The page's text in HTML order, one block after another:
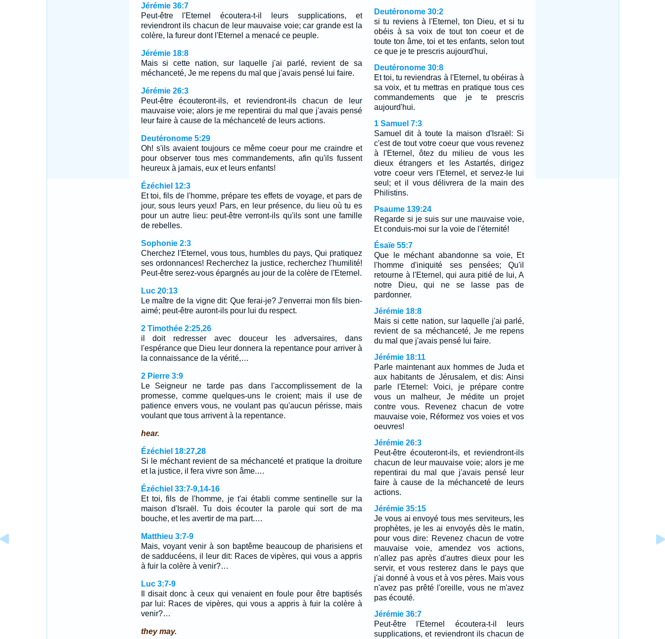
Jérémie 36:7
Peut-être l'Eternel écoutera-t-il leurs supplications, et
reviendront ils chacun de leur mauvaise voie; car grande est la
colère, la fureur dont l'Eternel a menacé ce peuple.
Jérémie 18:8
Mais si cette nation, sur laquelle j'ai parlé, revient de sa
méchanceté, Je me repens du mal que j'avais pensé lui faire.
Jérémie 26:3
Peut-être écouteront-ils, et reviendront-ils chacun de leur
mauvaise voie; alors je me repentirai du mal que j'avais pensé
leur faire à cause de la méchanceté de leurs actions.
Deutéronome 5:29
Oh! s'ils avaient toujours ce même coeur pour me craindre et
pour observer tous mes commandements, afin qu'ils fussent
heureux à jamais, eux et leurs enfants!
Ézéchiel 12:3
Et toi, fils de l'homme, prépare tes effets de voyage, et pars de
jour, sous leurs yeux! Pars, en leur présence, du lieu où tu es
pour un autre lieu: peut-être verront-ils qu'ils sont une famille
de rebelles.
Sophonie 2:3
Cherchez l'Eternel, vous tous, humbles du pays, Qui pratiquez
ses ordonnances! Recherchez la justice, recherchez l'humilité!
Peut-être serez-vous épargnés au jour de la colère de l'Eternel.
Luc 20:13
Le maître de la vigne dit: Que ferai-je? J'enverrai mon fils bien-
aimé; peut-être auront-ils pour lui du respect.
2 Timothée 2:25,26
il doit redresser avec douceur les adversaires, dans
l'espérance que Dieu leur donnera la repentance pour arriver à
la connaissance de la vérité,…
2 Pierre 3:9
Le Seigneur ne tarde pas dans l'accomplissement de la
promesse, comme quelques-uns le croient; mais il use de
patience envers vous, ne voulant pas qu'aucun périsse, mais
voulant que tous arrivent à la repentance.
hear.
Ézéchiel 18:27,28
Si le méchant revient de sa méchanceté et pratique la droiture
et la justice, il fera vivre son âme.…
Ézéchiel 33:7-9,14-16
Et toi, fils de l'homme, je t'ai établi comme sentinelle sur la
maison d'Israël. Tu dois écouter la parole qui sort de ma
bouche, et les avertir de ma part.…
Matthieu 3:7-9
Mais, voyant venir à son baptême beaucoup de pharisiens et
de sadducéens, il leur dit: Races de vipères, qui vous a appris
à fuir la colère à venir?…
Luc 3:7-9
Il disait donc à ceux qui venaient en foule pour être baptisés
par lui: Races de vipères, qui vous a appris à fuir la colère à
venir?…
they may.
Deutéronome 30:2
si tu reviens à l'Eternel, ton Dieu, et si tu
obéis à sa voix de tout ton coeur et de
toute ton âme, toi et tes enfants, selon tout
ce que je te prescris aujourd'hui,
Deutéronome 30:8
Et toi, tu reviendras à l'Eternel, tu obéiras à
sa voix, et tu mettras en pratique tous ces
commandements que je te prescris
aujourd'hui.
1 Samuel 7:3
Samuel dit à toute la maison d'Israël: Si
c'est de tout votre coeur que vous revenez
à l'Eternel, ôtez du milieu de vous les
dieux étrangers et les Astartés, dirigez
votre coeur vers l'Eternel, et servez-le lui
seul; et il vous délivrera de la main des
Philistins.
Psaume 139:24
Regarde si je suis sur une mauvaise voie,
Et conduis-moi sur la voie de l'éternité!
Ésaïe 55:7
Que le méchant abandonne sa voie, Et
l'homme d'iniquité ses pensées; Qu'il
retourne à l'Eternel, qui aura pitié de lui, A
notre Dieu, qui ne se lasse pas de
pardonner.
Jérémie 18:8
Mais si cette nation, sur laquelle j'ai parlé,
revient de sa méchanceté, Je me repens
du mal que j'avais pensé lui faire.
Jérémie 18:11
Parle maintenant aux hommes de Juda et
aux habitants de Jérusalem, et dis: Ainsi
parle l'Eternel: Voici, je prépare contre
vous un malheur, Je médite un projet
contre vous. Revenez chacun de votre
mauvaise voie, Réformez vos voies et vos
oeuvres!
Jérémie 26:3
Peut-être écouteront-ils, et reviendront-ils
chacun de leur mauvaise voie; alors je me
repentirai du mal que j'avais pensé leur
faire à cause de la méchanceté de leurs
actions.
Jérémie 35:15
Je vous ai envoyé tous mes serviteurs, les
prophètes, je les ai envoyés dès le matin,
pour vous dire: Revenez chacun de votre
mauvaise voie, amendez vos actions,
n'allez pas après d'autres dieux pour les
servir, et vous resterez dans le pays que
j'ai donné à vous et à vos pères. Mais vous
n'avez pas prêté l'oreille, vous ne m'avez
pas écouté.
Jérémie 36:7
Peut-être l'Eternel écoutera-t-il leurs
supplications, et reviendront ils chacun de